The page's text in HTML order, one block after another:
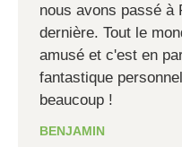
nous avons passé à
dernière. Tout le
amusé et c'est en
fantastique
beaucoup !
BENJAMIN